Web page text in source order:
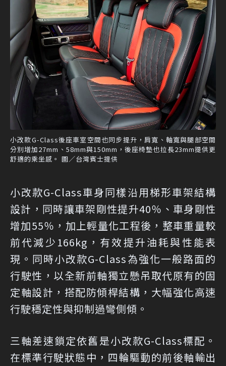
小改款G-Class後座車室空間也同步提升，肩寬、軸寬與腿部空間
分別增加27mm、58mm與150mm，後座椅墊也拉長23mm提供更
舒適的乘坐感。 圖／台灣賓士提供
小改款G-Class車身同樣沿用梯形車架結構
設計，同時讓車架剛性提升40％、車身剛性
增加55％，加上輕量化工程後，整車重量較
前代減少166kg，有效提升油耗與性能表
現。同時小改款G-Class為強化一般路面的
行駛性，以全新前軸獨立懸吊取代原有的固
定軸設計，搭配防傾桿結構，大幅強化高速
行駛穩定性與抑制過彎側傾。
三軸差速鎖定依舊是小改款G-Class標配。
在標準行駛狀態中，四輪驅動的前後軸輸出